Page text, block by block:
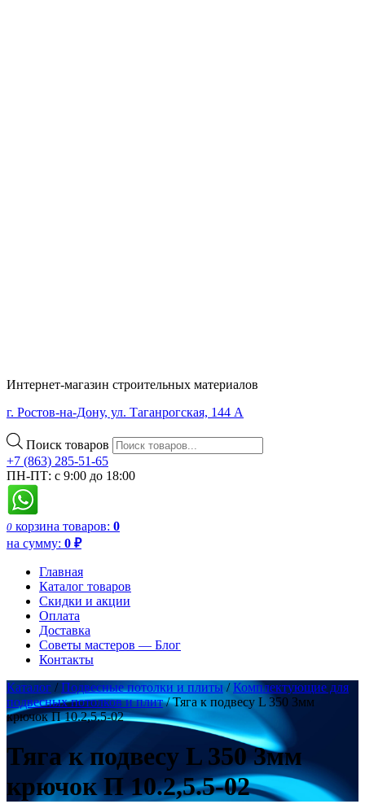
Интернет-магазин строительных материалов
г. Ростов-на-Дону, ул. Таганрогская, 144 А
Поиск товаров
+7 (863) 285-51-65
ПН-ПТ: с 9:00 до 18:00
0 корзина товаров: 0
на сумму: 0 ₽
Главная
Каталог товаров
Скидки и акции
Оплата
Доставка
Советы мастеров — Блог
Контакты
Каталог /Подвесные потолки и плиты /Комплектующие для
подвесных потолков и плит/ Тяга к подвесу L 350 3мм
крючок П 10.2,5.5-02
Тяга к подвесу L 350 3мм
крючок П 10.2,5.5-02